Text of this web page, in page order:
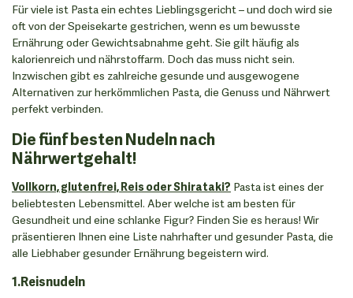
Für viele ist Pasta ein echtes Lieblingsgericht – und doch wird sie
oft von der Speisekarte gestrichen, wenn es um bewusste
Ernährung oder Gewichtsabnahme geht. Sie gilt häufig als
kalorienreich und nährstoffarm. Doch das muss nicht sein.
Inzwischen gibt es zahlreiche gesunde und ausgewogene
Alternativen zur herkömmlichen Pasta, die Genuss und Nährwert
perfekt verbinden.
Die fünf besten Nudeln nach
Nährwertgehalt!
Vollkorn, glutenfrei, Reis oder Shirataki? Pasta ist eines der
beliebtesten Lebensmittel. Aber welche ist am besten für
Gesundheit und eine schlanke Figur? Finden Sie es heraus! Wir
präsentieren Ihnen eine Liste nahrhafter und gesunder Pasta, die
alle Liebhaber gesunder Ernährung begeistern wird.
1.Reisnudeln